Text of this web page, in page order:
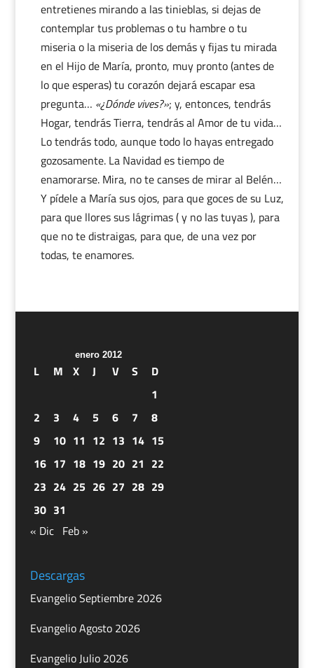
entretienes mirando a las tinieblas, si dejas de
contemplar tus problemas o tu hambre o tu
miseria o la miseria de los demás y fijas tu mirada
en el Hijo de María, pronto, muy pronto (antes de
lo que esperas) tu corazón dejará escapar esa
pregunta… «¿Dónde vives?»; y, entonces, tendrás
Hogar, tendrás Tierra, tendrás al Amor de tu vida…
Lo tendrás todo, aunque todo lo hayas entregado
gozosamente. La Navidad es tiempo de
enamorarse. Mira, no te canses de mirar al Belén…
Y pídele a María sus ojos, para que goces de su Luz,
para que llores sus lágrimas ( y no las tuyas ), para
que no te distraigas, para que, de una vez por
todas, te enamores.
enero 2012
L M X J V S
D
1
2
3 4 5 6 7
8
9
10 11 12 13 14 15
16 17 18 19 20 21 22
23 24 25 26 27 28 29
30 31
« Dic Feb »
Descargas
Evangelio Septiembre 2026
Evangelio Agosto 2026
Evangelio Julio 2026